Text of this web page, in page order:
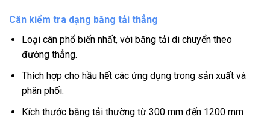
Cân kiểm tra dạng băng tải thẳng
Loại cân phổ biến nhất, với băng tải di chuyển theo
đường thẳng.
Thích hợp cho hầu hết các ứng dụng trong sản xuất và
phân phối.
Kích thước băng tải thường từ 300 mm đến 1200 mm